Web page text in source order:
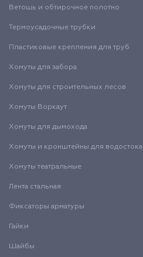
Ветошь и обтирочное полотно
Термоусадочные трубки
Пластиковые крепления для труб
Хомуты для забора
Хомуты для строительных лесов
Хомуты Воркаут
Хомуты для дымохода
Хомуты и кронштейны для водостока
Хомуты театральные
Лента стальная
Фиксаторы арматуры
Гайки
Шайбы